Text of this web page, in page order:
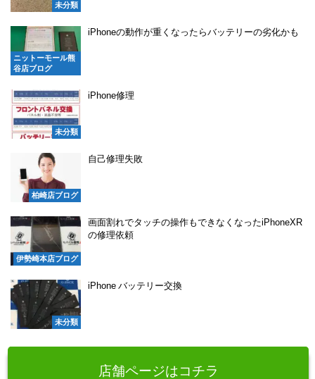
未分類
ニットーモール熊
谷店ブログ
iPhoneの動作が重くなったらバッテリーの劣化かも
未分類
iPhone修理
柏崎店ブログ
自己修理失敗
伊勢崎本店ブログ
画面割れでタッチの操作もできなくなったiPhoneXR
の修理依頼
未分類
iPhone バッテリー交換
店舗ページはコチラ